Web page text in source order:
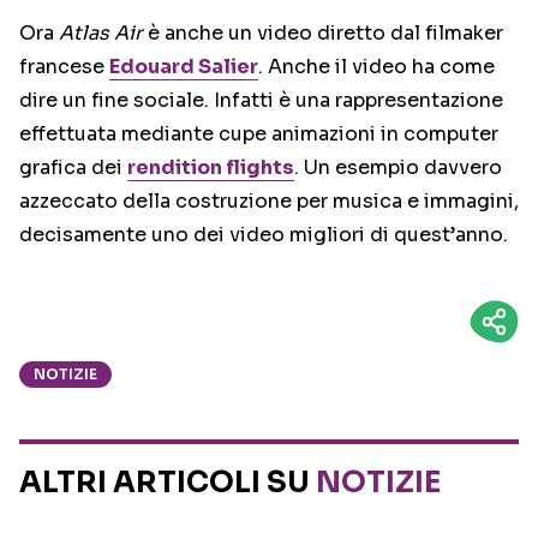
Ora Atlas Airè anche un video diretto dal filmaker
francese Edouard Salier. Anche il video ha come
dire un fine sociale. Infatti è una rappresentazione
effettuata mediante cupe animazioni in computer
grafica dei rendition flights. Un esempio davvero
azzeccato della costruzione per musica e immagini,
decisamente uno dei video migliori di quest’anno.
NOTIZIE
ALTRI ARTICOLI SU NOTIZIE